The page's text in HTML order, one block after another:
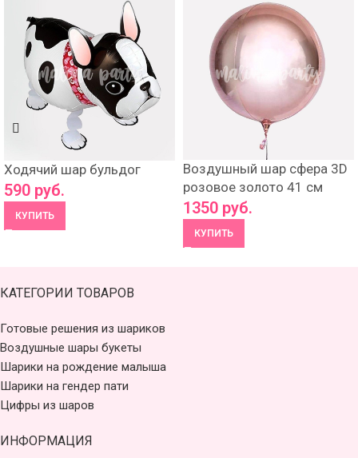
Ходячий шар бульдог
590 руб.
КУПИТЬ
Воздушный шар сфера 3D
розовое золото 41 см
1350 руб.
КУПИТЬ
КАТЕГОРИИ ТОВАРОВ
Готовые решения из шариков
Воздушные шары букеты
Шарики на рождение малыша
Шарики на гендер пати
Цифры из шаров
ИНФОРМАЦИЯ